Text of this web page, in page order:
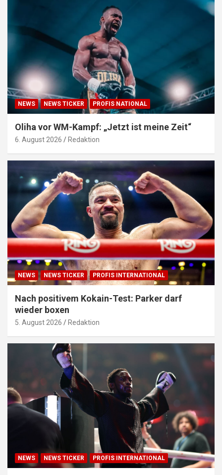
NEWS NEWS TICKER PROFIS NATIONAL
Oliha vor WM-Kampf: „Jetzt ist meine Zeit“
6. August 2026 Redaktion
NEWS NEWS TICKER PROFIS INTERNATIONAL
Nach positivem Kokain-Test: Parker darf
wieder boxen
5. August 2026 Redaktion
NEWS NEWS TICKER PROFIS INTERNATIONAL